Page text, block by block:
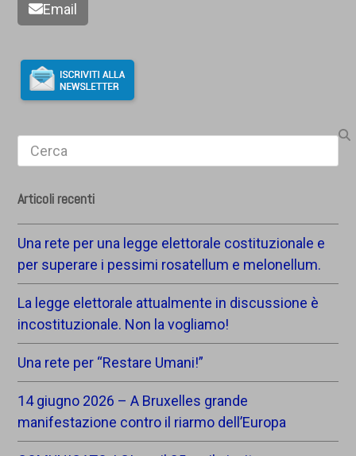
Email
Search
Articoli recenti
Una rete per una legge elettorale costituzionale e
per superare i pessimi rosatellum e melonellum.
La legge elettorale attualmente in discussione è
incostituzionale. Non la vogliamo!
Una rete per “Restare Umani!”
14 giugno 2026 – A Bruxelles grande
manifestazione contro il riarmo dell’Europa